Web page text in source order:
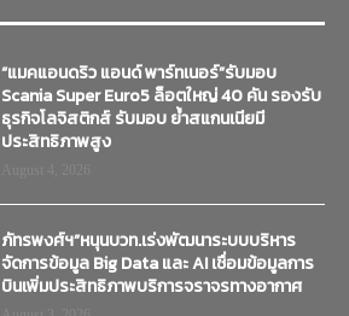
“แมคแอนดริว แอนด์ พาร์ทเนอร์”รับมอบ
Scania Super Euro5 ล็อตใหญ่ 40 คัน รองรับ
ธุรกิจโลจิสติกส์ รับมอบ ย้ำสแกนเนียมี
ประสิทธิภาพสูง
ภัทรพงศ์ฯ”หนุนบวท.เร่งพัฒนาระบบบริหาร
จัดการข้อมูล Big Data และ AI เชื่อมข้อมูลการ
บินเพิ่มประสิทธิภาพบริการจราจรทางอากาศ